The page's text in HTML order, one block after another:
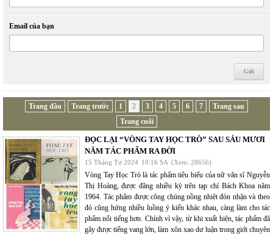
Email của bạn
Trang đầu Trang trước 1 2 3 4 5 6 7
Trang sau
Trang cuối
ĐỌC LẠI “VÒNG TAY HỌC TRÒ” SAU SÁU MƯƠI
NĂM TÁC PHẨM RA ĐỜI
15 Tháng Tư 2024 10:16 SA (Xem: 28656)
Vòng Tay Học Trò là tác phẩm tiêu biểu của nữ văn sĩ Nguyễn
Thị Hoàng, được đăng nhiều kỳ trên tạp chí Bách Khoa năm
1964. Tác phẩm được công chúng nồng nhiệt đón nhận và theo
đó cũng hứng nhiều luồng ý kiến khác nhau, càng làm cho tác
phẩm nổi tiếng hơn. Chính vì vậy, từ khi xuất hiện, tác phẩm đã
gây được tiếng vang lớn, làm xôn xao dư luận trong giới chuyên